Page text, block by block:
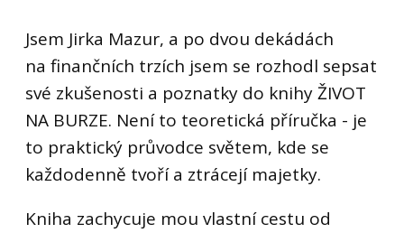
Jsem Jirka Mazur, a po dvou dekádách
na finančních trzích jsem se rozhodl sepsat
své zkušenosti a poznatky do knihy ŽIVOT
NA BURZE. Není to teoretická příručka - je
to praktický průvodce světem, kde se
každodenně tvoří a ztrácejí majetky.
Kniha zachycuje mou vlastní cestu od